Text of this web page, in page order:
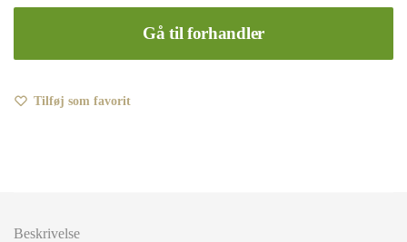
Gå til forhandler
Tilføj som favorit
Beskrivelse